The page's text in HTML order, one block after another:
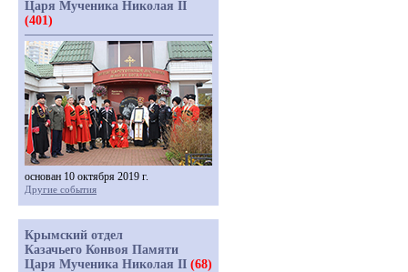
Царя Мученика Николая II
(401)
основан 10 октября 2019 г.
Другие события
Крымский отдел
Казачьего Конвоя Памяти
Царя Мученика Николая II (68)